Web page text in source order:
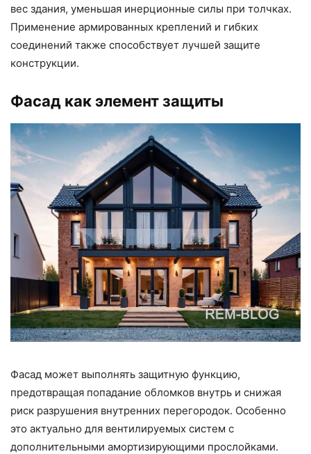
вес здания, уменьшая инерционные силы при толчках.
Применение армированных креплений и гибких
соединений также способствует лучшей защите
конструкции.
Фасад как элемент защиты
Фасад может выполнять защитную функцию,
предотвращая попадание обломков внутрь и снижая
риск разрушения внутренних перегородок. Особенно
это актуально для вентилируемых систем с
дополнительными амортизирующими прослойками.